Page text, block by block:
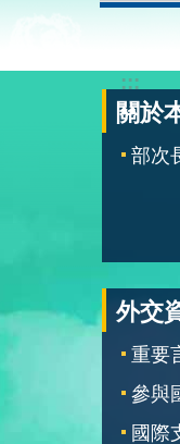
:::
關於
部次
外交
重要
參與
國際